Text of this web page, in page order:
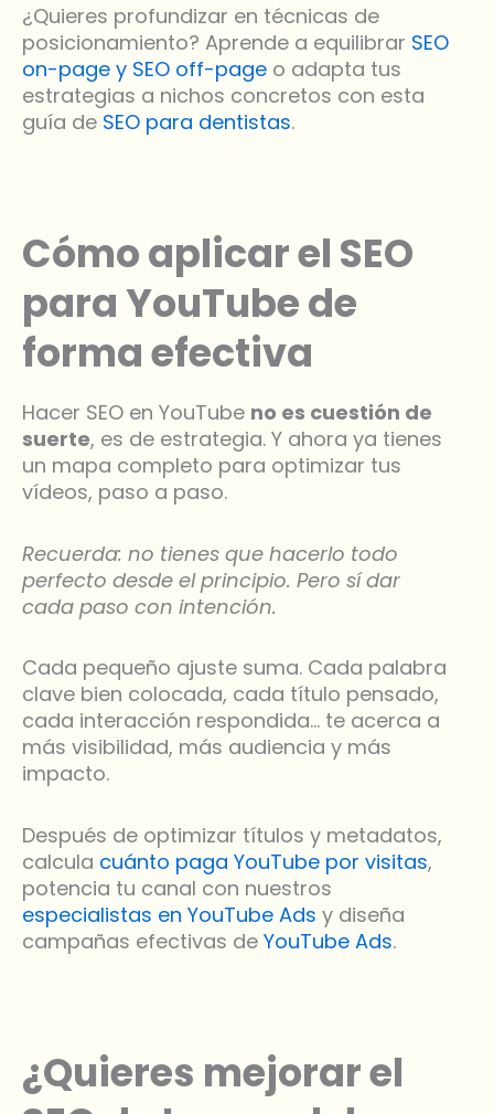
¿Quieres profundizar en técnicas de
posicionamiento? Aprende a equilibrar SEO
on-page y SEO off-page o adapta tus
estrategias a nichos concretos con esta
guía de SEO para dentistas.
Cómo aplicar el SEO
para YouTube de
forma efectiva
Hacer SEO en YouTube no es cuestión de
suerte, es de estrategia. Y ahora ya tienes
un mapa completo para optimizar tus
vídeos, paso a paso.
Recuerda: no tienes que hacerlo todo
perfecto desde el principio. Pero sí dar
cada paso con intención.
Cada pequeño ajuste suma. Cada palabra
clave bien colocada, cada título pensado,
cada interacción respondida… te acerca a
más visibilidad, más audiencia y más
impacto.
Después de optimizar títulos y metadatos,
calcula cuánto paga YouTube por visitas,
potencia tu canal con nuestros
especialistas en YouTube Ads y diseña
campañas efectivas de YouTube Ads.
¿Quieres mejorar el